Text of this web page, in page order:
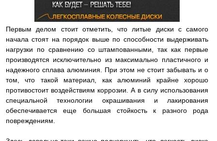
Первым делом стоит отметить, что литые диски с самого
начала стоят на порядок выше по способности выдерживать
нагрузки по сравнению со штампованными, так как первые
производятся исключительно из максимально пластичного и
надежного сплава алюминия. При этом не стоит забывать и о
том, что такой материал, как алюминий крайне хорошо
противостоит воздействиям коррозии. А в силу использования
специальной технологии окрашивания и лакирования
обеспечивается еще большая стойкость к разного рода
повреждениям.